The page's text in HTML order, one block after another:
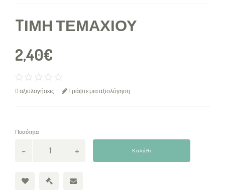
TΙΜΉ ΤΕΜΑΧΊΟΥ
2,40€
0 αξιολογήσεις Γράψτε μια αξιολόγηση
Ποσότητα
Καλάθι